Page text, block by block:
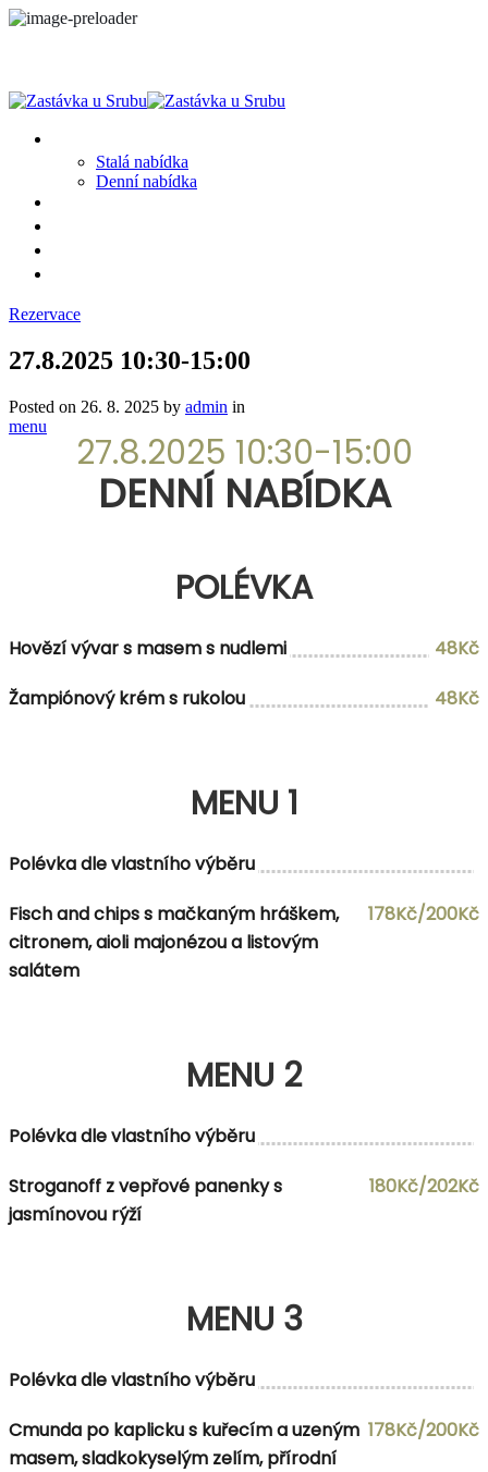
Stalá nabídka
Denní nabídka
Rezervace
27.8.2025 10:30-15:00
Posted on 26. 8. 2025 by admin in
menu
27.8.2025 10:30-15:00
DENNÍ NABÍDKA
POLÉVKA
Hovězí vývar s masem s nudlemi
48Kč
Žampiónový krém s rukolou
48Kč
MENU 1
Polévka dle vlastního výběru
Fisch and chips s mačkaným hráškem,
citronem, aioli majonézou a listovým
salátem
178Kč/200Kč
MENU 2
Polévka dle vlastního výběru
Stroganoff z vepřové panenky s
jasmínovou rýží
180Kč/202Kč
MENU 3
Polévka dle vlastního výběru
Cmunda po kaplicku s kuřecím a uzeným
masem, sladkokyselým zelím, přírodní
178Kč/200Kč